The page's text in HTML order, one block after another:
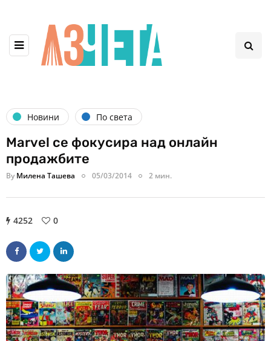
Новини По света
Marvel се фокусира над онлайн
продажбите
By Милена Ташева 05/03/2014 2 мин.
4252 0